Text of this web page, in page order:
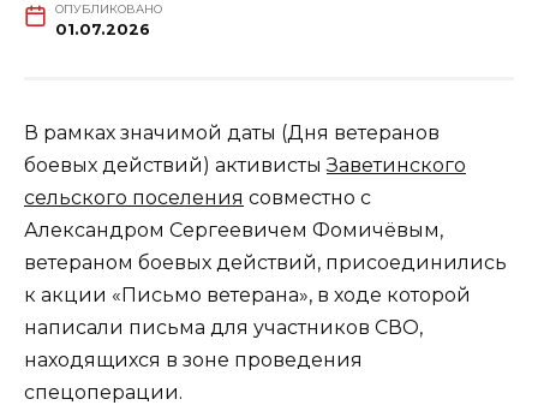
ОПУБЛИКОВАНО
01.07.2026
В рамках значимой даты (Дня ветеранов
боевых действий) активистыЗаветинского
сельского поселения совместно с
Александром Сергеевичем Фомичёвым,
ветераном боевых действий, присоединились
к акции «Письмо ветерана», в ходе которой
написали письма для участников СВО,
находящихся в зоне проведения
спецоперации.